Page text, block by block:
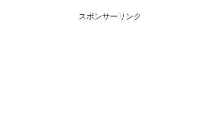
スポンサーリンク